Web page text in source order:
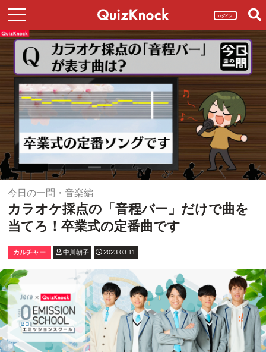
ログイン
今日の一問・音楽編
カラオケ採点の「音程バー」だけで曲を
当てろ！卒業式の定番曲です
カルチャー 中川朝子 2023.03.11